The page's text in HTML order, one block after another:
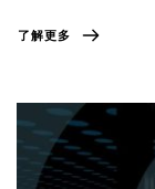
了解更多